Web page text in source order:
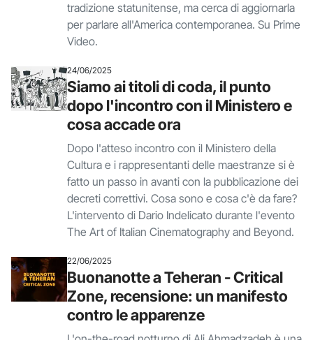
tradizione statunitense, ma cerca di aggiornarla
per parlare all'America contemporanea. Su Prime
Video.
24/06/2025
Siamo ai titoli di coda, il punto
dopo l'incontro con il Ministero e
cosa accade ora
Dopo l'atteso incontro con il Ministero della
Cultura e i rappresentanti delle maestranze si è
fatto un passo in avanti con la pubblicazione dei
decreti correttivi. Cosa sono e cosa c'è da fare?
L'intervento di Dario Indelicato durante l'evento
The Art of Italian Cinematography and Beyond.
22/06/2025
Buonanotte a Teheran - Critical
Zone, recensione: un manifesto
contro le apparenze